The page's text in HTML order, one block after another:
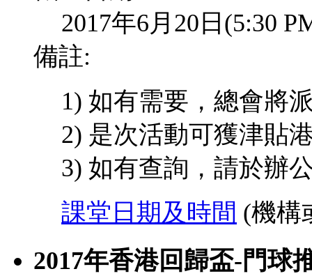
2017年6月20日(5:30
備註:
1) 如有需要，總會將
2) 是次活動可獲津貼
3) 如有查詢，請於辦
課堂日期及時間 (機構
2017年香港回歸盃-門球